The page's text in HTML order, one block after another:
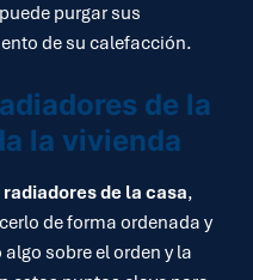
purgar sus
de su calefacción.
de la
la vivienda
de la casa,
de forma ordenada y
sobre el orden y la